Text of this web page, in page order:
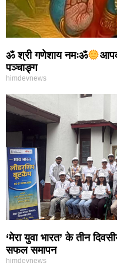
ॐ श्री गणेशाय नमःॐ
पञ्चाङ्ग
himdevnews
‘मेरा युवा भारत’ के तीन
सफल समापन
himdevnews